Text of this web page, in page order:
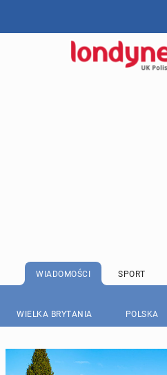
WIADOMOŚCI SPORT
WIELKA BRYTANIA POLSKA